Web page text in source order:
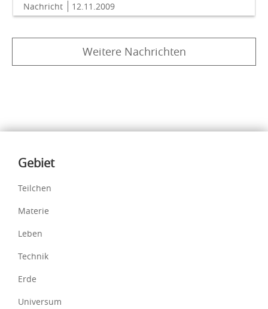
Nachricht 12.11.2009
Weitere Nachrichten
Inhalte
Gebiet
Teilchen
Materie
Leben
Technik
Erde
Universum